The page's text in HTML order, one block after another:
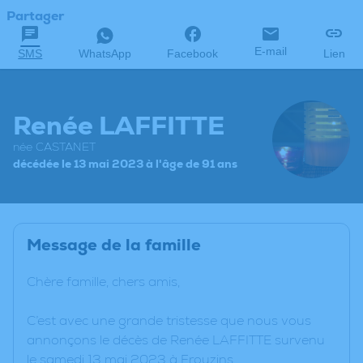
Partager
SMS WhatsApp Facebook E-mail Lien
Renée LAFFITTE
née CASTANET
décédée le 13 mai 2023 à l'âge de 91 ans
Message de la famille
Chère famille, chers amis,
C’est avec une grande tristesse que nous vous
annonçons le décès de Renée LAFFITTE survenu
le samedi 13 mai 2023 à Frouzins.